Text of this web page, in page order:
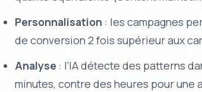
Personnalisation : les campagnes
de conversion 2 fois supérieur aux
Analyse : l’IA détecte des patterns
minutes, contre des heures pour une